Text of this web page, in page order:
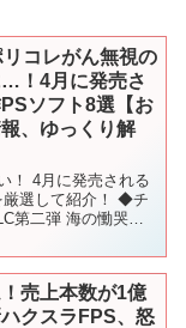
リコレがん無視の
！4月に発売さ
ソフト8選【お
、ゆっくり解
！ 4月に発売される
厳選して紹介！ ◆チ
第二弾 海の慟哭
売上本数が1億
クスラFPS、怒